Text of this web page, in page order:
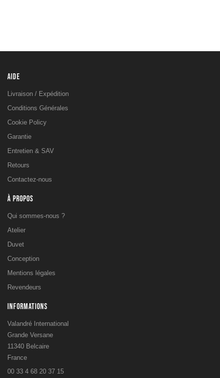
AIDE
Livraison / Expédition
Conditions Générales
Cookie Policy
Garantie
Entretien & SAV
Retours
Contactez-nous
À PROPOS
Qui sommes-nous ?
Atelier
Duvet
Conception
Mentions légales
Revendeurs
INFORMATIONS
Valandré International
Grande Versane
11340 Belcaire
France
00 33 4 68 20 37 15